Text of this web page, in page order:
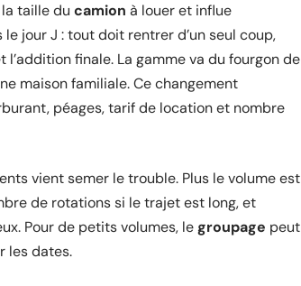
taille du camion à louer et influe
jour J : tout doit rentrer d’un seul coup,
finale. La gamme va du fourgon de
maison familiale. Ce changement
péages, tarif de location et nombre
vient semer le trouble. Plus le volume est
de rotations si le trajet est long, et
Pour de petits volumes, legroupage peut
les dates.